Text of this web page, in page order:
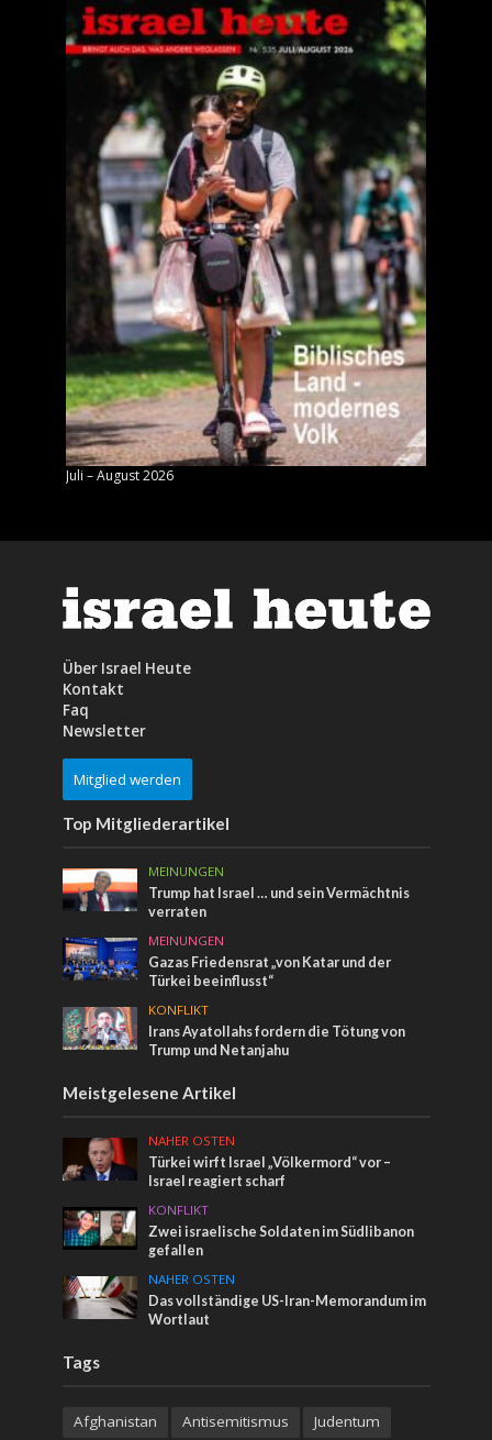
Juli – August 2026
Über Israel Heute
Kontakt
Faq
Newsletter
Mitglied werden
Top Mitgliederartikel
MEINUNGEN
Trump hat Israel … und sein Vermächtnis
verraten
MEINUNGEN
Gazas Friedensrat „von Katar und der
Türkei beeinflusst“
KONFLIKT
Irans Ayatollahs fordern die Tötung von
Trump und Netanjahu
Meistgelesene Artikel
NAHER OSTEN
Türkei wirft Israel „Völkermord“ vor –
Israel reagiert scharf
KONFLIKT
Zwei israelische Soldaten im Südlibanon
gefallen
NAHER OSTEN
Das vollständige US-Iran-Memorandum im
Wortlaut
Tags
Afghanistan Antisemitismus Judentum